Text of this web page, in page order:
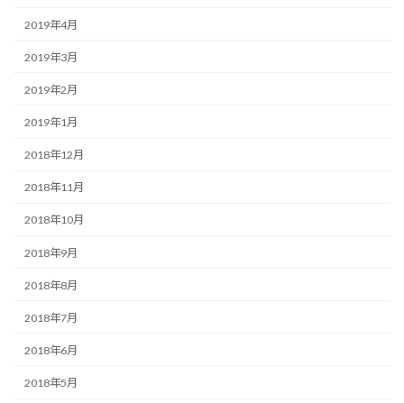
2019年4月
2019年3月
2019年2月
2019年1月
2018年12月
2018年11月
2018年10月
2018年9月
2018年8月
2018年7月
2018年6月
2018年5月